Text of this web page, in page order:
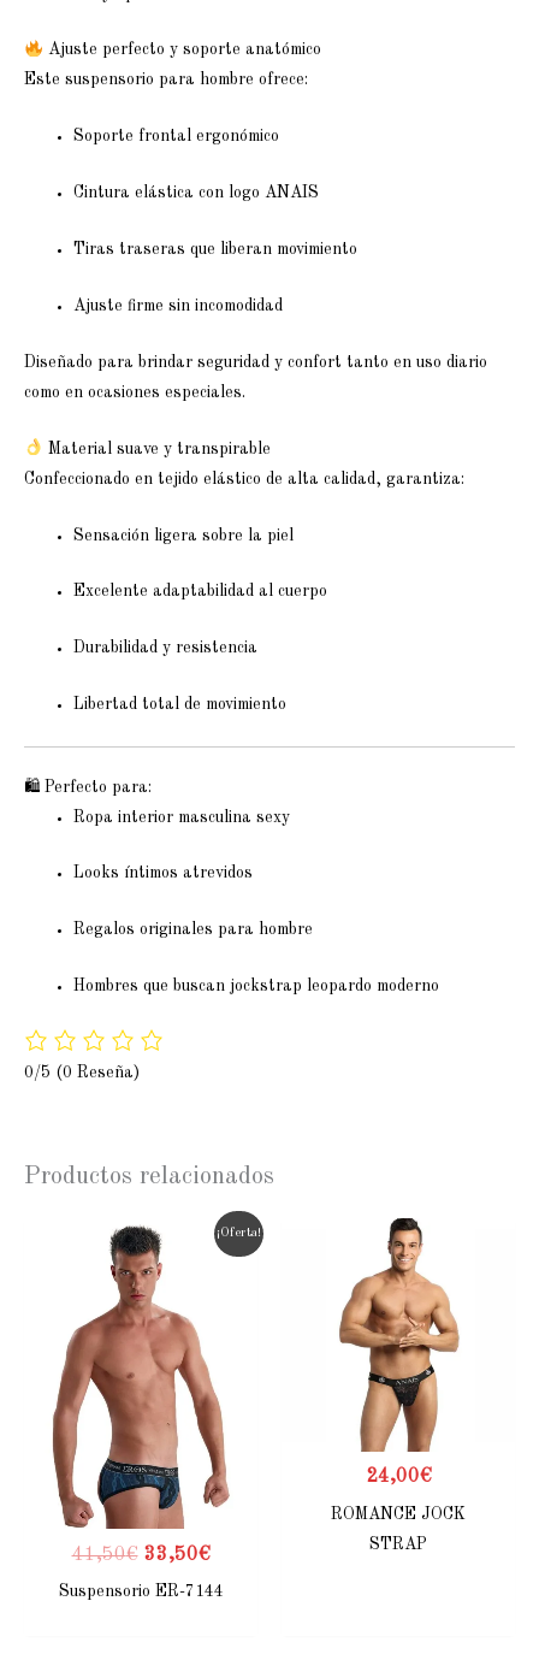
Ajuste perfecto y soporte anatómico
Este suspensorio para hombre ofrece:
Soporte frontal ergonómico
Cintura elástica con logo ANAIS
Tiras traseras que liberan movimiento
Ajuste firme sin incomodidad
Diseñado para brindar seguridad y confort tanto en uso diario
como en ocasiones especiales.
Material suave y transpirable
Confeccionado en tejido elástico de alta calidad, garantiza:
Sensación ligera sobre la piel
Excelente adaptabilidad al cuerpo
Durabilidad y resistencia
Libertad total de movimiento
🛍 Perfecto para:
Ropa interior masculina sexy
Looks íntimos atrevidos
Regalos originales para hombre
Hombres que buscan jockstrap leopardo moderno
0/5 (0 Reseña)
Productos relacionados
¡Oferta!
41,50€ 33,50€
Suspensorio ER-7144
24,00€
ROMANCE JOCK
STRAP